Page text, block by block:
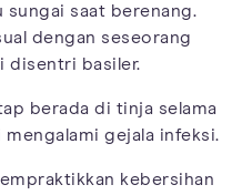
sungai saat berenang.
dengan seseorang
disentri basiler.
berada di tinja selama
gejala infeksi.
kebersihan